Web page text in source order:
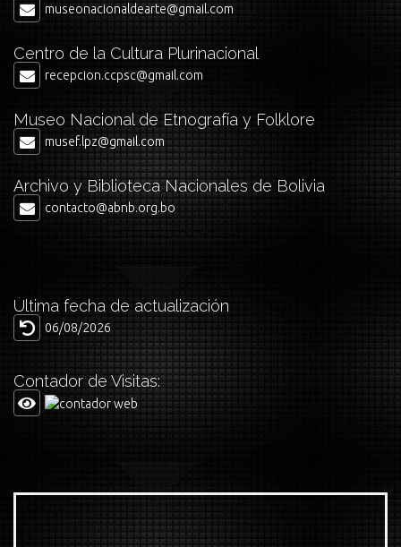
museonacionaldearte@gmail.com
Centro de la Cultura Plurinacional
recepcion.ccpsc@gmail.com
Museo Nacional de Etnografía y Folklore
musef.lpz@gmail.com
Archivo y Biblioteca Nacionales de Bolivia
contacto@abnb.org.bo
Última fecha de actualización
06/08/2026
Contador de Visitas: